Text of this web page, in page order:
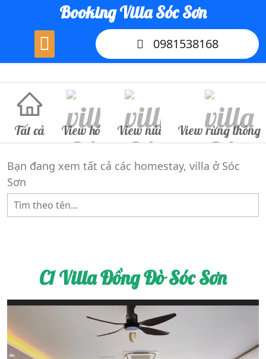
Booking Villa Sóc Sơn
0981538168
Tất cả View hồ View núi View rừng thông
Bạn đang xem tất cả các homestay, villa ở Sóc
Sơn
C1 Villa Đồng Đò Sóc Sơn